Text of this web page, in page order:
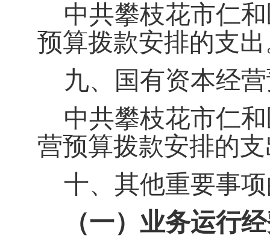
中共攀枝花市仁
预算拨款安排的支
九、国有资本经
中共攀枝花市仁
营预算拨款安排的
十、其他重要事
（一）业务运行